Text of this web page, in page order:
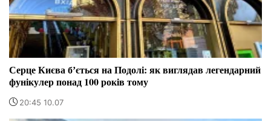
Серце Києва бʼється на Подолі: як виглядав легендарний
фунікулер понад 100 років тому
20:45 10.07